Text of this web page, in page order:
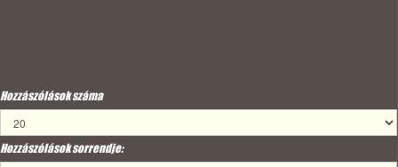
Hozzászólások száma
Hozzászólások sorrendje: